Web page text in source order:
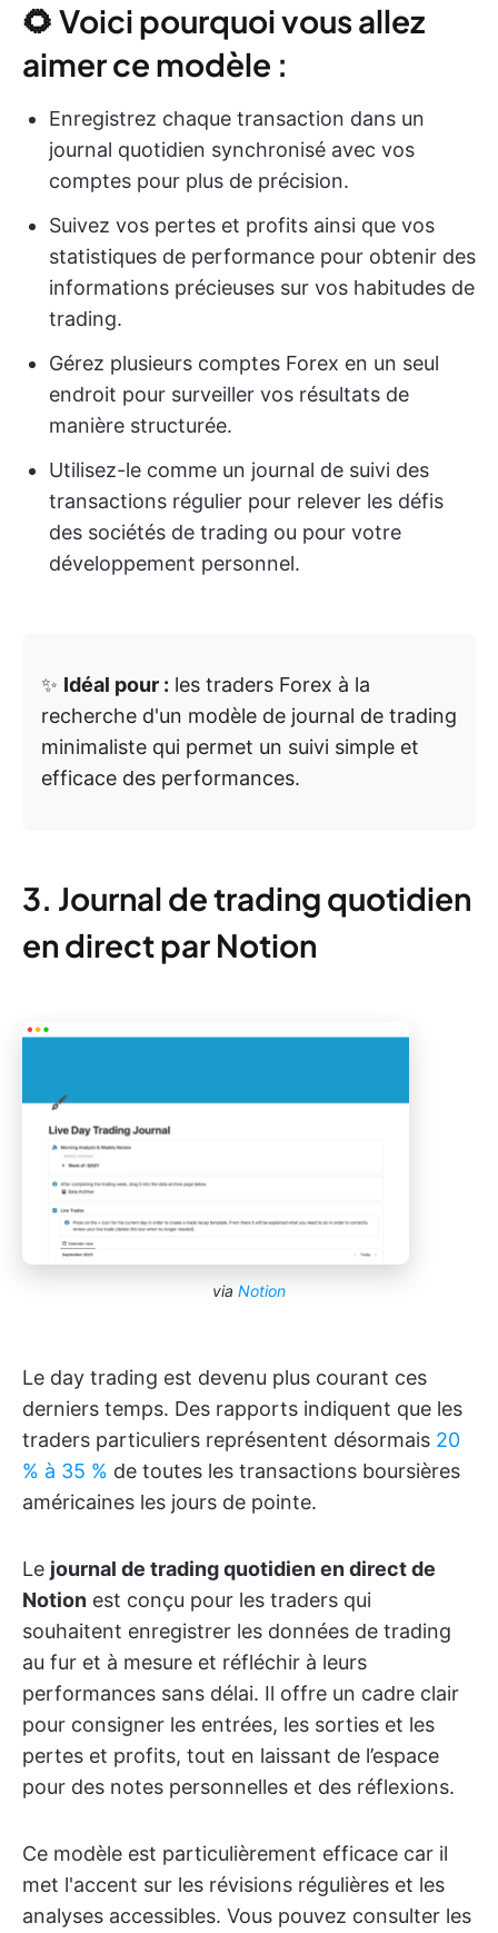
🌻 Voici pourquoi vous allez
aimer ce modèle :
Enregistrez chaque transaction dans un
journal quotidien synchronisé avec vos
comptes pour plus de précision.
Suivez vos pertes et profits ainsi que vos
statistiques de performance pour obtenir des
informations précieuses sur vos habitudes de
trading.
Gérez plusieurs comptes Forex en un seul
endroit pour surveiller vos résultats de
manière structurée.
Utilisez-le comme un journal de suivi des
transactions régulier pour relever les défis
des sociétés de trading ou pour votre
développement personnel.
✨ Idéal pour : les traders Forex à la
recherche d'un modèle de journal de trading
minimaliste qui permet un suivi simple et
efficace des performances.
3. Journal de trading quotidien
en direct par Notion
via Notion
Le day trading est devenu plus courant ces
derniers temps. Des rapports indiquent que les
traders particuliers représentent désormais 20
% à 35 % de toutes les transactions boursières
américaines les jours de pointe.
Le journal de trading quotidien en direct de
Notion est conçu pour les traders qui
souhaitent enregistrer les données de trading
au fur et à mesure et réfléchir à leurs
performances sans délai. Il offre un cadre clair
pour consigner les entrées, les sorties et les
pertes et profits, tout en laissant de l’espace
pour des notes personnelles et des réflexions.
Ce modèle est particulièrement efficace car il
met l'accent sur les révisions régulières et les
analyses accessibles. Vous pouvez consulter les